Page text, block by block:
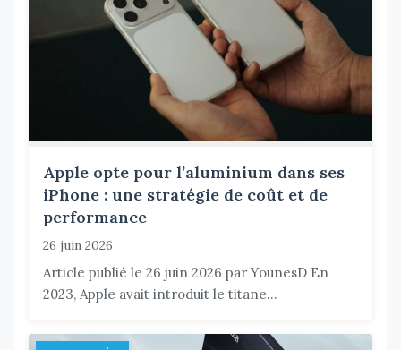
Apple opte pour l’aluminium dans ses
iPhone : une stratégie de coût et de
performance
26 juin 2026
Article publié le 26 juin 2026 par YounesD En
2023, Apple avait introduit le titane...